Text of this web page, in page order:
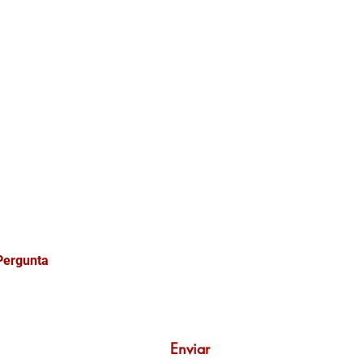
Enviar